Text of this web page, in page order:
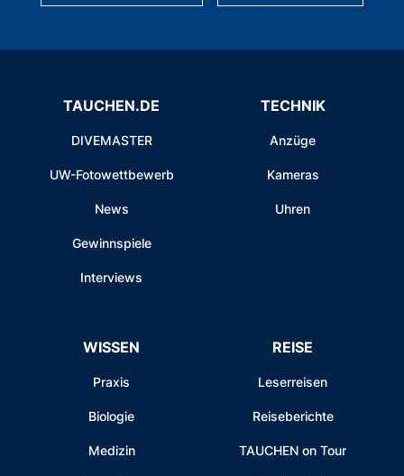
TAUCHEN.DE
DIVEMASTER
UW-Fotowettbewerb
News
Gewinnspiele
Interviews
TECHNIK
Anzüge
Kameras
Uhren
WISSEN
Praxis
Biologie
Medizin
REISE
Leserreisen
Reiseberichte
TAUCHEN on Tour